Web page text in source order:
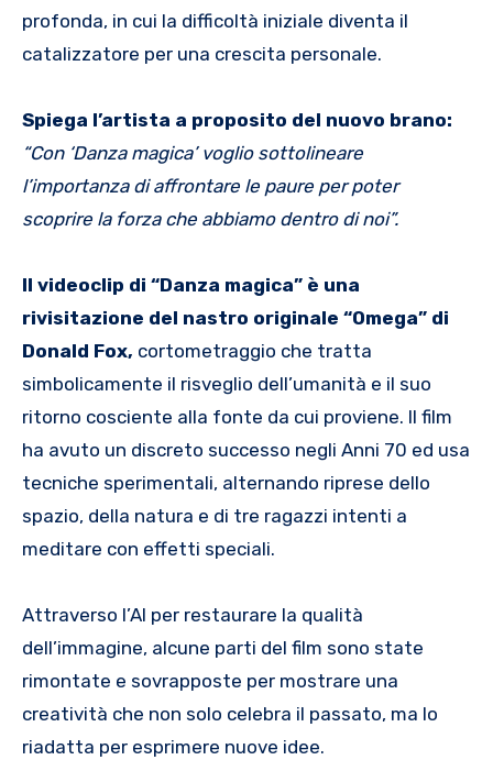
profonda, in cui la difficoltà iniziale diventa il
catalizzatore per una crescita personale.
Spiega l’artista a proposito del nuovo brano:
“Con ‘Danza magica’ voglio sottolineare
l’importanza di affrontare le paure per poter
scoprire la forza che abbiamo dentro di noi”.
Il videoclip di “Danza magica” è una
rivisitazione del nastro originale “Omega” di
Donald Fox, cortometraggio che tratta
simbolicamente il risveglio dell’umanità e il suo
ritorno cosciente alla fonte da cui proviene. Il film
ha avuto un discreto successo negli Anni 70 ed usa
tecniche sperimentali, alternando riprese dello
spazio, della natura e di tre ragazzi intenti a
meditare con effetti speciali.
Attraverso l’AI per restaurare la qualità
dell’immagine, alcune parti del film sono state
rimontate e sovrapposte per mostrare una
creatività che non solo celebra il passato, ma lo
riadatta per esprimere nuove idee.